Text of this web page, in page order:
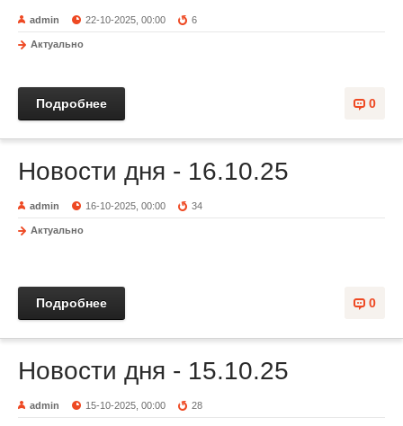
admin 22-10-2025, 00:00 6
Актуально
0
Подробнее
Новости дня - 16.10.25
admin 16-10-2025, 00:00 34
Актуально
0
Подробнее
Новости дня - 15.10.25
admin 15-10-2025, 00:00 28